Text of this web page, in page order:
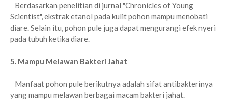
Berdasarkan penelitian di jurnal "Chronicles of Young
Scientist", ekstrak etanol pada kulit pohon mampu menobati
diare. Selain itu, pohon pule juga dapat mengurangi efek nyeri
pada tubuh ketika diare.
5. Mampu Melawan Bakteri Jahat
Manfaat pohon pule berikutnya adalah sifat antibakterinya
yang mampu melawan berbagai macam bakteri jahat.